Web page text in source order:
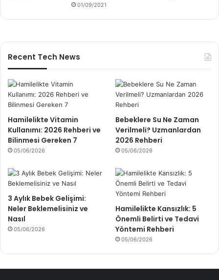
01/09/2021
Recent Tech News
Hamilelikte Vitamin
Kullanımı: 2026 Rehberi ve
Bilinmesi Gereken 7
05/06/2026
Bebeklere Su Ne Zaman
Verilmeli? Uzmanlardan
2026 Rehberi
05/06/2026
3 Aylık Bebek Gelişimi:
Neler Beklemelisiniz ve
Nasıl
05/06/2026
Hamilelikte Kansızlık: 5
Önemli Belirti ve Tedavi
Yöntemi Rehberi
05/06/2026